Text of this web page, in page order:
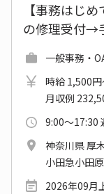
【事務はじ
の修理受付
一般事務・
時給 1,500
月収例
9:00～17:30
神奈川県 厚
小田急小田
2026年09月